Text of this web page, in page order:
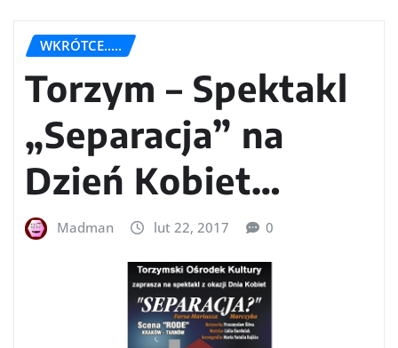
WKRÓTCE.....
Torzym – Spektakl
„Separacja” na
Dzień Kobiet…
Madman lut 22, 2017 0